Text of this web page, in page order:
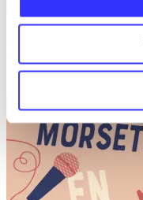
Bent Flyvbjerg